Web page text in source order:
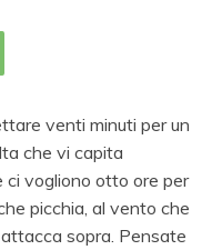
venti minuti per un
che vi capita
ci vogliono otto ore per
picchia, al vento che
sopra. Pensate